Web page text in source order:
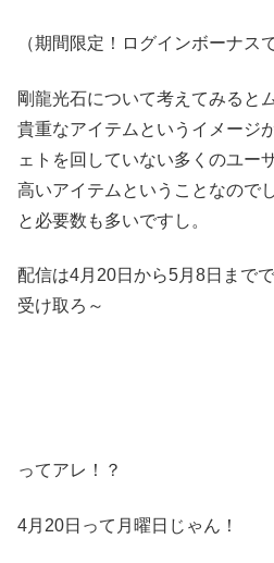
（期間限定！ログインボーナス
剛龍光石について考えてみると
貴重なアイテムというイメージ
ェトを回していない多くのユー
高いアイテムということなので
と必要数も多いですし。
配信は4月20日から5月8日まで
受け取ろ～
ってアレ！？
4月20日って月曜日じゃん！